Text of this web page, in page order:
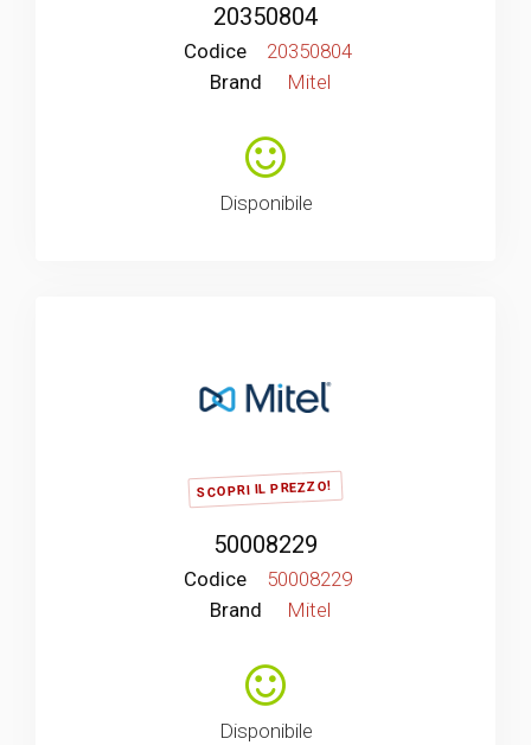
20350804
Codice
20350804
Brand
Mitel
Disponibile
SCOPRI IL PREZZO!
50008229
Codice
50008229
Brand
Mitel
Disponibile